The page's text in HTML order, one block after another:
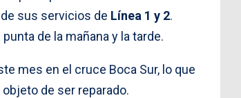
de sus servicios de Línea 1 y 2.
de la mañana y la tarde.
mes en el cruce Boca Sur, lo que
de ser reparado.